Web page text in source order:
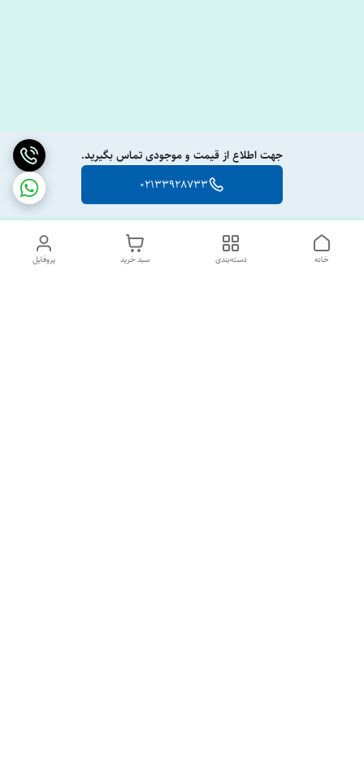
جهت اطلاع از قیمت و موجودی تماس بگیرید.
02133928733
پروفایل سبد خرید دسته‌بندی خانه